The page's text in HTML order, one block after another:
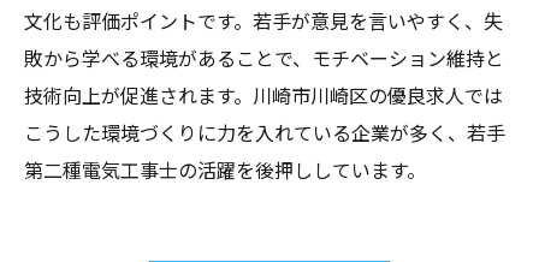
文化も評価ポイントです。若手が意見を言いやすく、失
敗から学べる環境があることで、モチベーション維持と
技術向上が促進されます。川崎市川崎区の優良求人では
こうした環境づくりに力を入れている企業が多く、若手
第二種電気工事士の活躍を後押ししています。